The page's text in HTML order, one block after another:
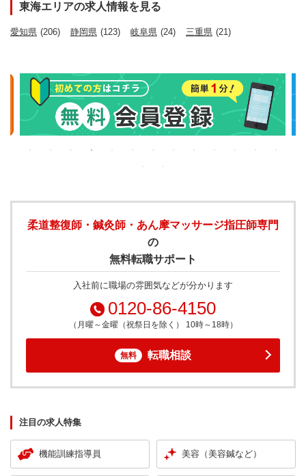
東海エリアの求人情報を見る
愛知県 (206) 静岡県 (123) 岐阜県 (24) 三重県 (21)
柔道整復師・鍼灸師・あん摩マッサージ指圧師専門
の
無料転職サポート
入社前に職場の雰囲気などが分かります
0120-86-4150
（月曜～金曜（祝祭日を除く） 10時～18時）
無料 転職相談
注目の求人特集
機能訓練指導員 美容（美容鍼など）